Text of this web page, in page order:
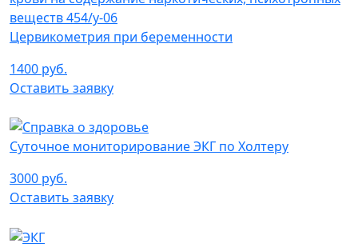
Цервикометрия при беременности
1400 руб.
Оставить заявку
Суточное мониторирование ЭКГ по Холтеру
3000 руб.
Оставить заявку